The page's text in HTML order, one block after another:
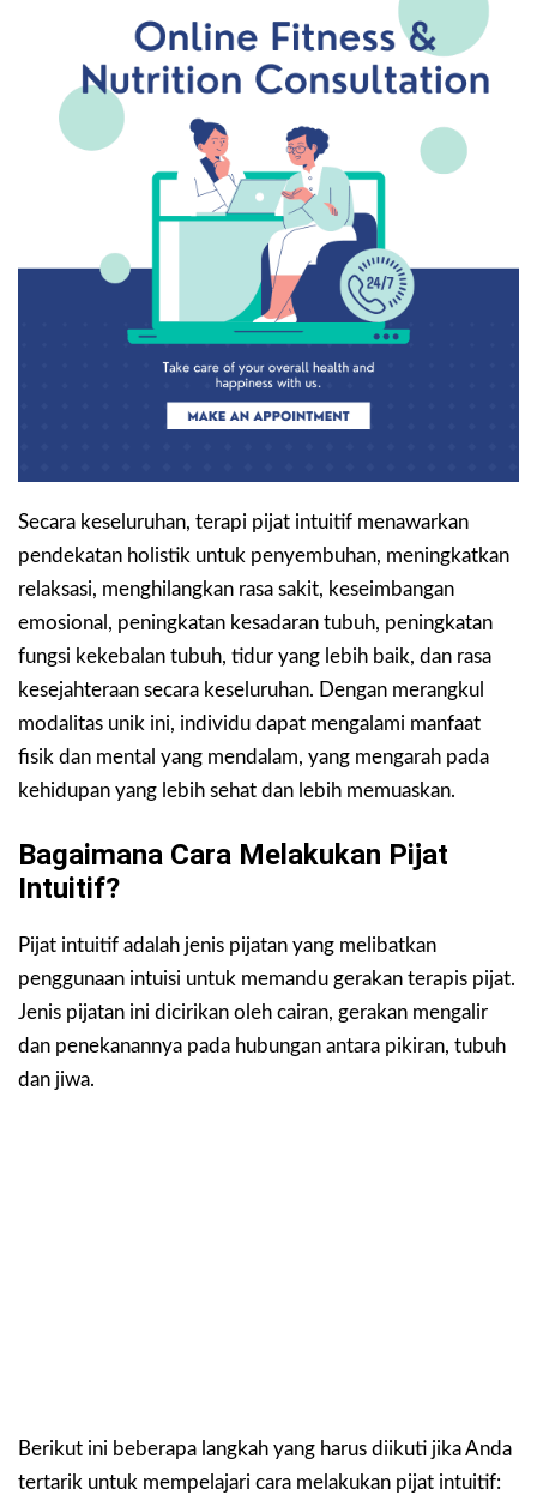
Secara keseluruhan, terapi pijat intuitif menawarkan
pendekatan holistik untuk penyembuhan, meningkatkan
relaksasi, menghilangkan rasa sakit, keseimbangan
emosional, peningkatan kesadaran tubuh, peningkatan
fungsi kekebalan tubuh, tidur yang lebih baik, dan rasa
kesejahteraan secara keseluruhan. Dengan merangkul
modalitas unik ini, individu dapat mengalami manfaat
fisik dan mental yang mendalam, yang mengarah pada
kehidupan yang lebih sehat dan lebih memuaskan.
Bagaimana Cara Melakukan Pijat
Intuitif?
Pijat intuitif adalah jenis pijatan yang melibatkan
penggunaan intuisi untuk memandu gerakan terapis pijat.
Jenis pijatan ini dicirikan oleh cairan, gerakan mengalir
dan penekanannya pada hubungan antara pikiran, tubuh
dan jiwa.
Berikut ini beberapa langkah yang harus diikuti jika Anda
tertarik untuk mempelajari cara melakukan pijat intuitif: